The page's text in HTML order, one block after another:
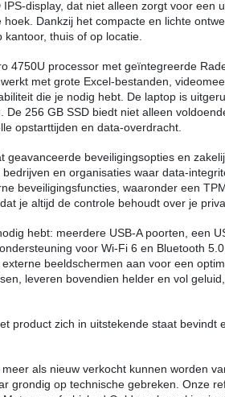
display, dat niet alleen zorgt voor een
Dankzij het compacte en lichte
thuis of op locatie.
4750U processor met geïntegreerde
met grote Excel-bestanden,
die je nodig hebt. De laptop is
256 GB SSD biedt niet alleen
opstarttijden en data-overdracht.
beveiligingsopties en
en organisaties waar data-
beveiligingsfuncties, waaronder een
je altijd de controle behoudt over je
hebt: meerdere USB-A poorten, een
voor Wi-Fi 6 en Bluetooth
beeldschermen aan voor een
leveren bovendien helder en vol
product zich in uitstekende staat bevindt
als nieuw verkocht kunnen worden
grondig op technische gebreken. Onze